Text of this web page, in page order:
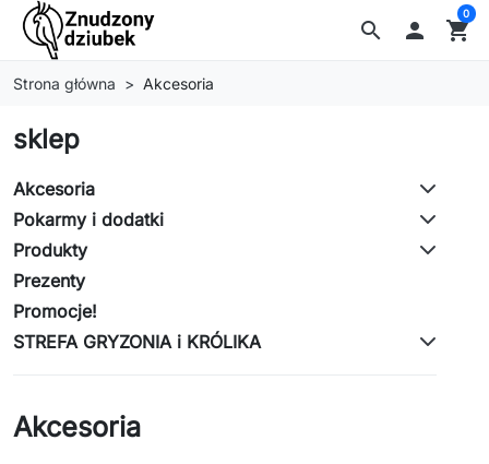
search  shopping_cart
0
Strona główna Akcesoria
sklep
Akcesoria
Pokarmy i dodatki
Produkty
Prezenty
Promocje!
STREFA GRYZONIA i KRÓLIKA
Akcesoria